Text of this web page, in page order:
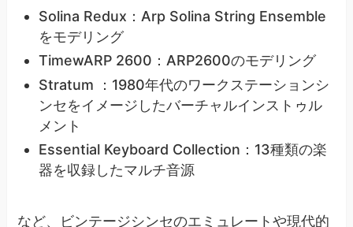
Solina Redux：Arp Solina String Ensemble
をモデリング
TimewARP 2600：ARP2600のモデリング
Stratum ：1980年代のワークステーションシ
ンセをイメージしたバーチャルインストゥル
メント
Essential Keyboard Collection：13種類の楽
器を収録したマルチ音源
など、ビンテージシンセのエミュレートや現代的